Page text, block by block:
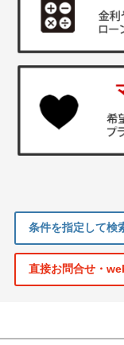
条件を指定して検
直接お問合せ・